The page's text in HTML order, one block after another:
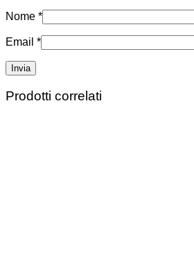
Nome *
Email *
Prodotti correlati